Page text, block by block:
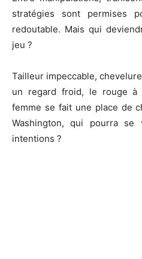
stratégies sont permises
redoutable. Mais qui
jeu ?
Tailleur impeccable,
un regard froid, le rouge à
femme se fait une place de
Washington, qui pourra se
intentions ?